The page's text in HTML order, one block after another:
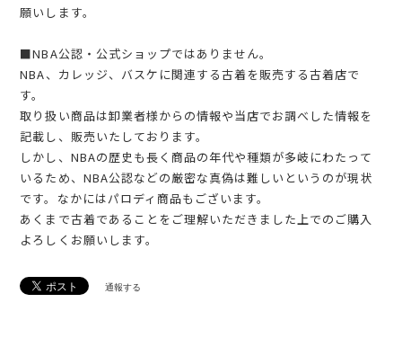
願いします。
■NBA公認・公式ショップではありません。
NBA、カレッジ、バスケに関連する古着を販売する古着店で
す。
取り扱い商品は卸業者様からの情報や当店でお調べした情報を
記載し、販売いたしております。
しかし、NBAの歴史も長く商品の年代や種類が多岐にわたって
いるため、NBA公認などの厳密な真偽は難しいというのが現状
です。なかにはパロディ商品もございます。
あくまで古着であることをご理解いただきました上でのご購入
よろしくお願いします。
通報する